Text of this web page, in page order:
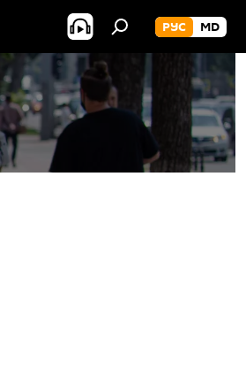
РУС MD